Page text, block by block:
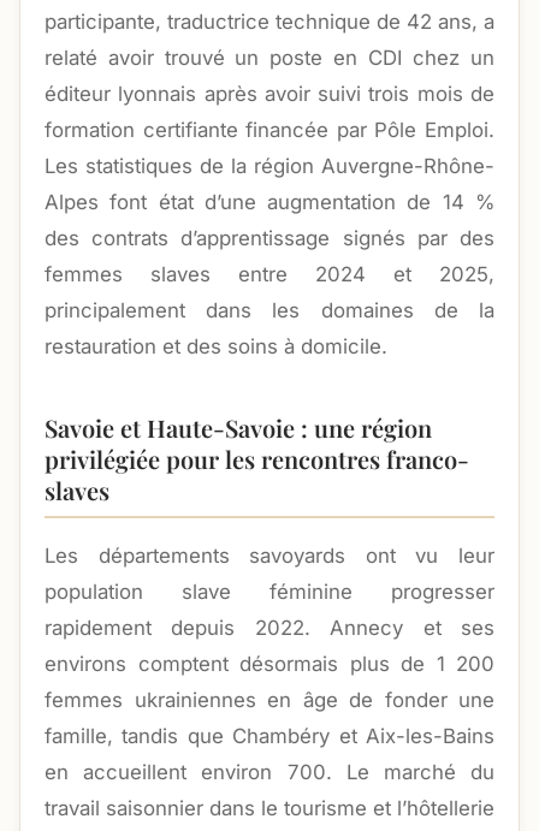
participante, traductrice technique de 42 ans, a
relaté avoir trouvé un poste en CDI chez un
éditeur lyonnais après avoir suivi trois mois de
formation certifiante financée par Pôle Emploi.
Les statistiques de la région Auvergne-Rhône-
Alpes font état d’une augmentation de 14 %
des contrats d’apprentissage signés par des
femmes slaves entre 2024 et 2025,
principalement dans les domaines de la
restauration et des soins à domicile.
Savoie et Haute-Savoie : une région
privilégiée pour les rencontres franco-
slaves
Les départements savoyards ont vu leur
population slave féminine progresser
rapidement depuis 2022. Annecy et ses
environs comptent désormais plus de 1 200
femmes ukrainiennes en âge de fonder une
famille, tandis que Chambéry et Aix-les-Bains
en accueillent environ 700. Le marché du
travail saisonnier dans le tourisme et l’hôtellerie